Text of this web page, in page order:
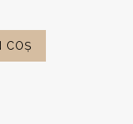
COȘ